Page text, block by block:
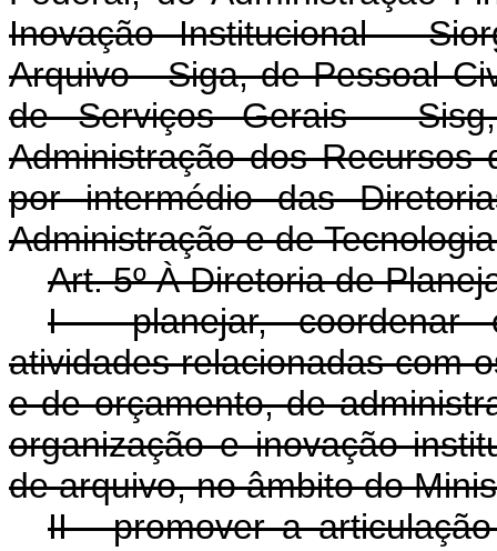
Inovação Institucional -
Arquivo - Siga, de Pessoal
de Serviços Gerais -
Administração dos Recursos
por intermédio das
Administração e de
Art. 5º À Diretoria de
I - planejar, coordenar
atividades relacionadas com
e de orçamento, de
organização e inovação
de arquivo, no âmbito do
II - promover a